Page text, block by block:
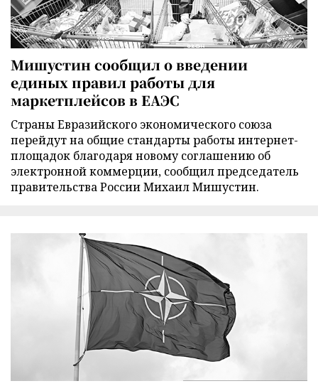
Мишустин сообщил о введении
единых правил работы для
маркетплейсов в ЕАЭС
Страны Евразийского экономического союза
перейдут на общие стандарты работы интернет-
площадок благодаря новому соглашению об
электронной коммерции, сообщил председатель
правительства России Михаил Мишустин.